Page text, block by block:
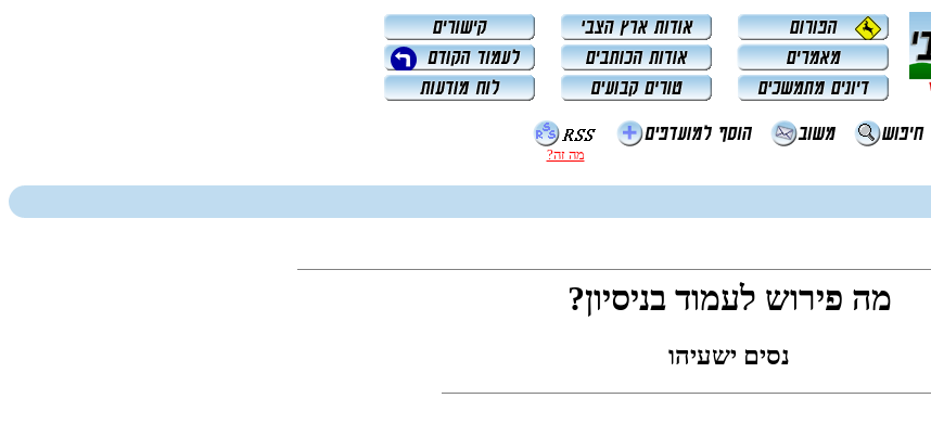
מה זה?
מה פירוש לעמוד בניסיון?
נסים ישעיהו